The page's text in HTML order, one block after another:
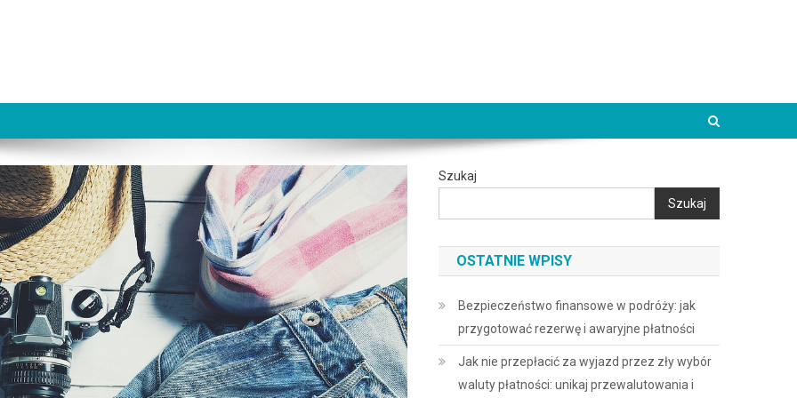
Szukaj
Szukaj
OSTATNIE WPISY
Bezpieczeństwo finansowe w podróży: jak
przygotować rezerwę i awaryjne płatności
Jak nie przepłacić za wyjazd przez zły wybór
waluty płatności: unikaj przewalutowania i